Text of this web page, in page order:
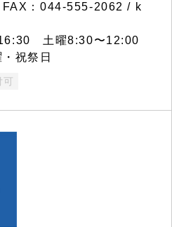
：044-555-2062 / k
土曜8:30〜12:00
祝祭日
可